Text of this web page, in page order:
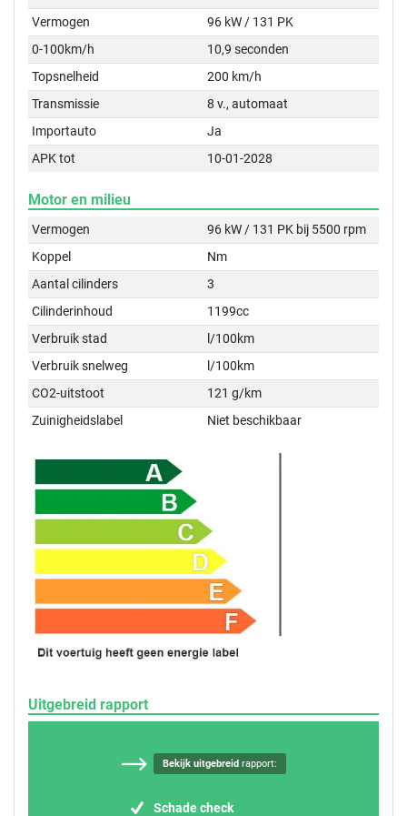
Vermogen
96 kW / 131 PK
0-100km/h
10,9 seconden
Topsnelheid
200 km/h
Transmissie
8 v., automaat
Importauto
Ja
APK tot
10-01-2028
Motor en milieu
Vermogen
96 kW / 131 PK bij 5500 rpm
Koppel
Nm
Aantal cilinders
3
Cilinderinhoud
1199cc
Verbruik stad
l/100km
Verbruik snelweg
l/100km
CO2-uitstoot
121 g/km
Zuinigheidslabel
Niet beschikbaar
Uitgebreid rapport
Bekijk uitgebreidrapport:
Schade check